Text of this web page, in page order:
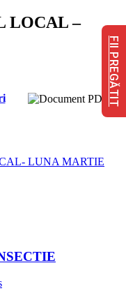
LOCAL –
LUNA MARTIE
FII PREGĂTIT